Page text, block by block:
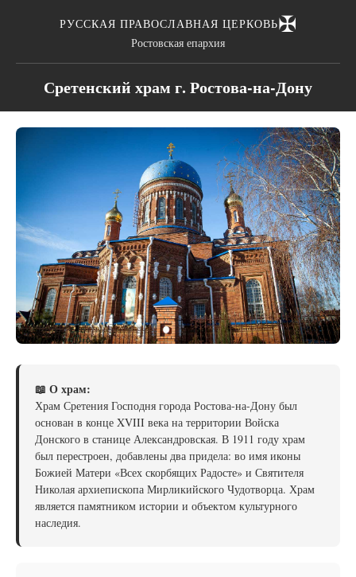
РУССКАЯ ПРАВОСЛАВНАЯ ЦЕРКОВЬ✠
Ростовская епархия
Сретенский храм г. Ростова-на-Дону
📖 О храм:
Храм Сретения Господня города Ростова-на-Дону был
основан в конце XVIII века на территории Войска
Донского в станице Александровская. В 1911 году храм
был перестроен, добавлены два придела: во имя иконы
Божией Матери «Всех скорбящих Радосте» и Святителя
Николая архиепископа Мирликийского Чудотворца. Храм
является памятником истории и объектом культурного
наследия.